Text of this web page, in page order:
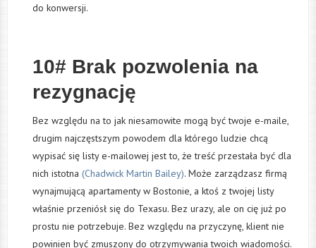
do konwersji.
10# Brak pozwolenia na
rezygnację
Bez względu na to jak niesamowite mogą być twoje e-maile,
drugim najczęstszym powodem dla którego ludzie chcą
wypisać się listy e-mailowej jest to, że treść przestała być dla
nich istotna (Chadwick Martin Bailey). Może zarządzasz firmą
wynajmującą apartamenty w Bostonie, a ktoś z twojej listy
właśnie przeniósł się do Texasu. Bez urazy, ale on cię już po
prostu nie potrzebuje. Bez względu na przyczynę, klient nie
powinien być zmuszony do otrzymywania twoich wiadomości.